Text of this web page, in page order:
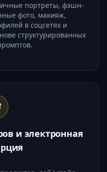
портреты, фэшн-
фото, макияж,
в соцсетях и
структурированных
и электронная